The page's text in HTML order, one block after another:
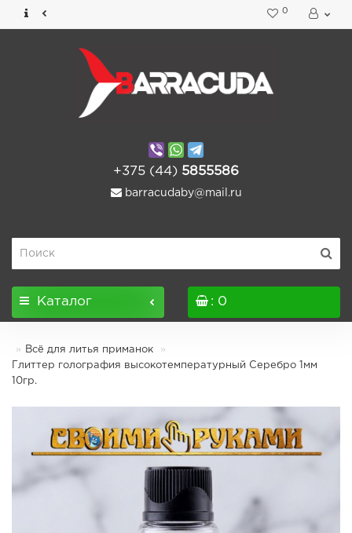
0
+375 (44) 5855586
barracudaby@mail.ru
Каталог : 0
Всё для литья приманок
Глиттер голография высокотемпературный Серебро 1мм
10гр.